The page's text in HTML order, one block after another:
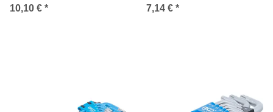
Innensechskant 1,5 - 10 mm,
10,10 € *
tlg.
7,14 € *